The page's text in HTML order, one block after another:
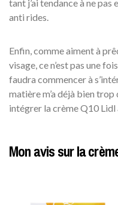
tant j’ai tendance à ne
anti rides.
Enfin, comme aiment à
visage, ce n’est pas une
faudra commencer à
matière m’a déjà bien
intégrer la crème Q10
Mon avis sur la